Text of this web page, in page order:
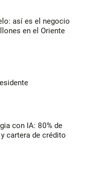
así es el negocio
en el Oriente
con IA: 80% de
cartera de crédito